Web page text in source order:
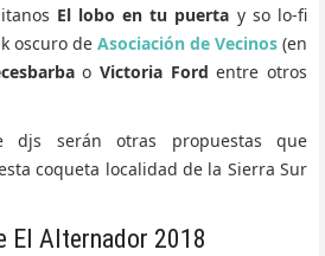
El lobo en tu puerta y so lo-fi
oscuro de Asociación de Vecinos (en
oVictoria Ford entre otros
djs serán otras propuestas que
coqueta localidad de la Sierra Sur
El Alternador 2018